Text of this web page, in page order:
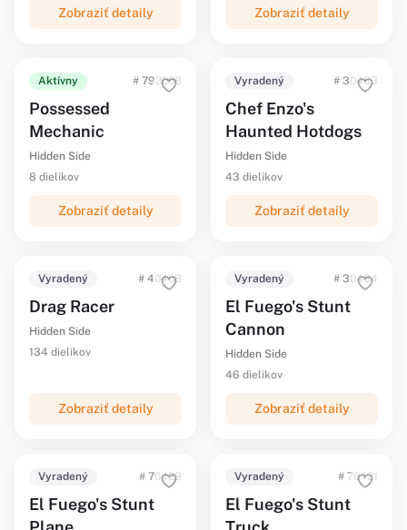
Zobraziť detaily Zobraziť detaily
Aktívny # 792008
Possessed
Mechanic
Hidden Side
8 dielikov
Zobraziť detaily
Vyradený # 30463
Chef Enzo's
Haunted Hotdogs
Hidden Side
43 dielikov
Zobraziť detaily
Vyradený # 40408
Drag Racer
Hidden Side
134 dielikov
Zobraziť detaily
Vyradený # 30464
El Fuego's Stunt
Cannon
Hidden Side
46 dielikov
Zobraziť detaily
Vyradený # 70429
El Fuego's Stunt
Vyradený # 70421
El Fuego's Stunt